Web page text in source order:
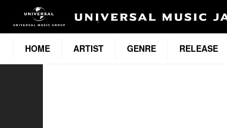
HOME ARTIST GENRE RELEASE